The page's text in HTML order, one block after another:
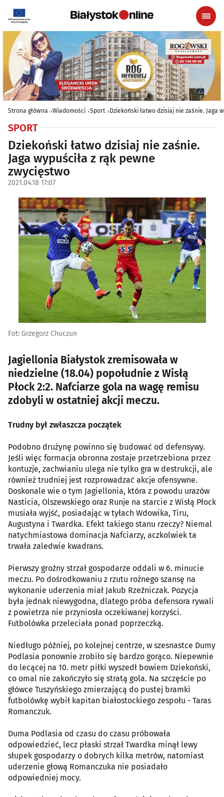
Strona główna Wiadomości Sport Dziekoński łatwo dzisiaj nie zaśnie. Jaga
SPORT
Dziekoński łatwo dzisiaj nie zaśnie.
Jaga wypuściła z rąk pewne
zwycięstwo
2021.04.18 17:07
Fot: Grzegorz Chuczun
Jagiellonia Białystok zremisowała w
niedzielne (18.04) popołudnie z Wisłą
Płock 2:2. Nafciarze gola na wagę remisu
zdobyli w ostatniej akcji meczu.
Trudny był zwłaszcza początek
Podobno drużynę powinno się budować od defensywy.
Jeśli więc formacja obronna zostaje przetrzebiona przez
kontuzje, zachwianiu ulega nie tylko gra w destrukcji, ale
również trudniej jest rozprowadzać akcje ofensywne.
Doskonale wie o tym Jagiellonia, która z powodu urazów
Nasticia, Olszewskiego oraz Runje na starcie z Wisłą Płock
musiała wyjść, posiadając w tyłach Wdowika, Tiru,
Augustyna i Twardka. Efekt takiego stanu rzeczy? Niemal
natychmiastowa dominacja Nafciarzy, aczkolwiek ta
trwała zaledwie kwadrans.
Pierwszy groźny strzał gospodarze oddali w 6. minucie
meczu. Po dośrodkowaniu z rzutu rożnego szansę na
wykonanie uderzenia miał Jakub Rzeźniczak. Pozycja
była jednak niewygodna, dlatego próba defensora rywali
z powietrza nie przyniosła oczekiwanej korzyści.
Futbolówka przeleciała ponad poprzeczką.
Niedługo później, po kolejnej centrze, w szesnastce Dumy
Podlasia ponownie zrobiło się bardzo gorąco. Niepewnie
do lecącej na 10. metr piłki wyszedł bowiem Dziekoński,
co omal nie zakończyło się stratą gola. Na szczęście po
główce Tuszyńskiego zmierzającą do pustej bramki
futbolówkę wybił kapitan białostockiego zespołu - Taras
Romanczuk.
Duma Podlasia od czasu do czasu próbowała
odpowiedzieć, lecz płaski strzał Twardka minął lewy
słupek gospodarzy o dobrych kilka metrów, natomiast
uderzenie głową Romanczuka nie posiadało
odpowiedniej mocy.